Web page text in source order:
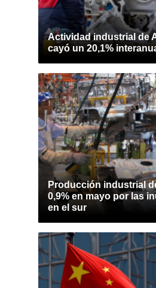
Actividad industrial de
cayó un 20,1%
Producción industrial
0,9% en mayo por las
en el sur